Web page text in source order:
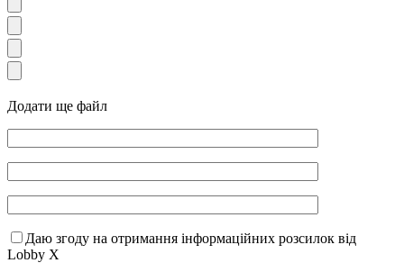
Додати ще файл
Даю згоду на отримання інформаційних розсилок від
Lobby X